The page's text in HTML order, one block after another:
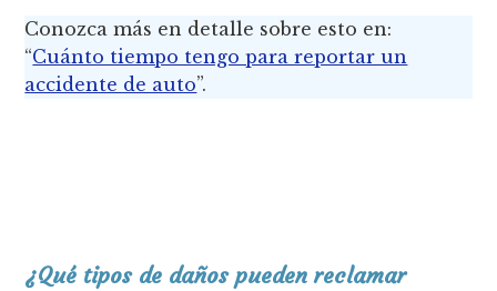
Conozca más en detalle sobre esto en:
“Cuánto tiempo tengo para reportar un
accidente de auto”.
¿Qué tipos de daños pueden reclamar